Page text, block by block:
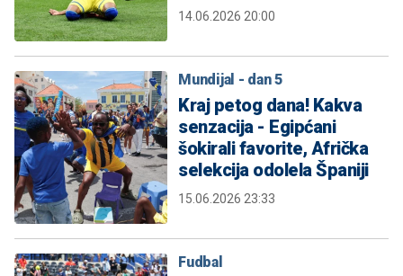
14.06.2026 20:00
Mundijal - dan 5
Kraj petog dana! Kakva
senzacija - Egipćani
šokirali favorite, Afrička
selekcija odolela Španiji
15.06.2026 23:33
Fudbal